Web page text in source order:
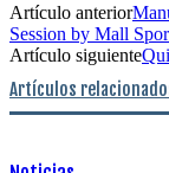
Artículo anterior
Session by Mall
Artículo siguiente
Artículos